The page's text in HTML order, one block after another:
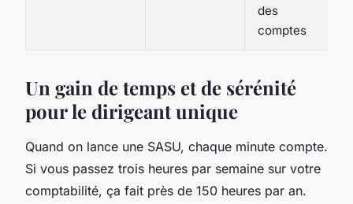
des
comptes
Un gain de temps et de sérénité
pour le dirigeant unique
Quand on lance une SASU, chaque minute compte.
Si vous passez trois heures par semaine sur votre
comptabilité, ça fait près de 150 heures par an.